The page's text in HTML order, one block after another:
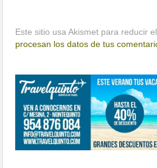
Este sitio usa Akismet para reducir
procesan los datos de tus